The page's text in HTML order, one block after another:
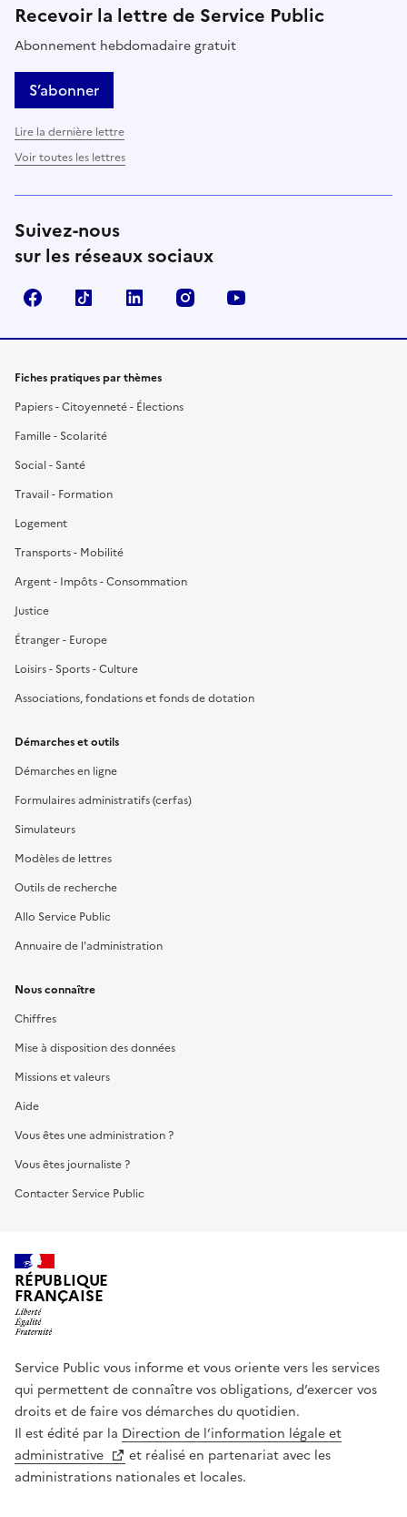
Recevoir la lettre de Service Public
Abonnement hebdomadaire gratuit
S’abonner
Lire la dernière lettre
Voir toutes les lettres
Suivez-nous
sur les réseaux sociaux
FacebookTikTok LinkedIn Instagram
Fiches pratiques par thèmes
Papiers - Citoyenneté - Élections
Famille - Scolarité
Social - Santé
Travail - Formation
Logement
Transports - Mobilité
Argent - Impôts - Consommation
Justice
Étranger - Europe
Loisirs - Sports - Culture
Associations, fondations et fonds de dotation
Démarches et outils
Démarches en ligne
Formulaires administratifs (cerfas)
Simulateurs
Modèles de lettres
Outils de recherche
Allo Service Public
Annuaire de l'administration
Nous connaître
Chiffres
Mise à disposition des données
Missions et valeurs
Aide
Vous êtes une administration ?
Vous êtes journaliste ?
Contacter Service Public
RÉPUBLIQUE
FRANÇAISE
Service Public vous informe et vous oriente vers les services
qui permettent de connaître vos obligations, d’exercer vos
droits et de faire vos démarches du quotidien.
Il est édité par la Direction de l’information légale et
administrative
et réalisé en partenariat avec les
administrations nationales et locales.